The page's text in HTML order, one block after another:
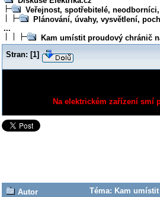
Veřejnost, spotřebitelé,
Plánování, úvahy, vysvětlení,
...
Kam umístit proudový chránič
Stran: [1]
Na elektrickém zařízení smí
Autor
Téma: Kam